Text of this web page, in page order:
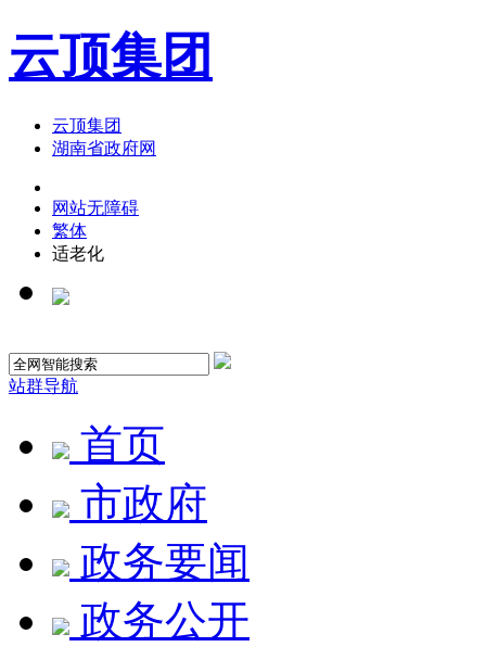
云顶集团
云顶集团
湖南省政府网
网站无障碍
繁体
适老化
站群导航
首页
市政府
政务要闻
政务公开